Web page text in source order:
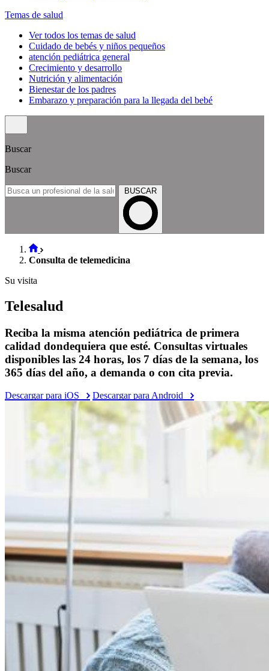
Temas de salud
Ver todos los temas de salud
Cuidado de bebés y niños pequeños
atención pediátrica general
Crecimiento y desarrollo
Nutrición y alimentación
Bienestar de los padres
Embarazo y preparación para la llegada del bebé
Buscar
Buscar
BUSCAR
Consulta de telemedicina
Su visita
Telesalud
Reciba la misma atención pediátrica de primera
calidad dondequiera que esté. Consultas virtuales
disponibles las 24 horas, los 7 días de la semana, los
365 días del año, a demanda o con cita previa.
Descargar para iOS Descargar para Android